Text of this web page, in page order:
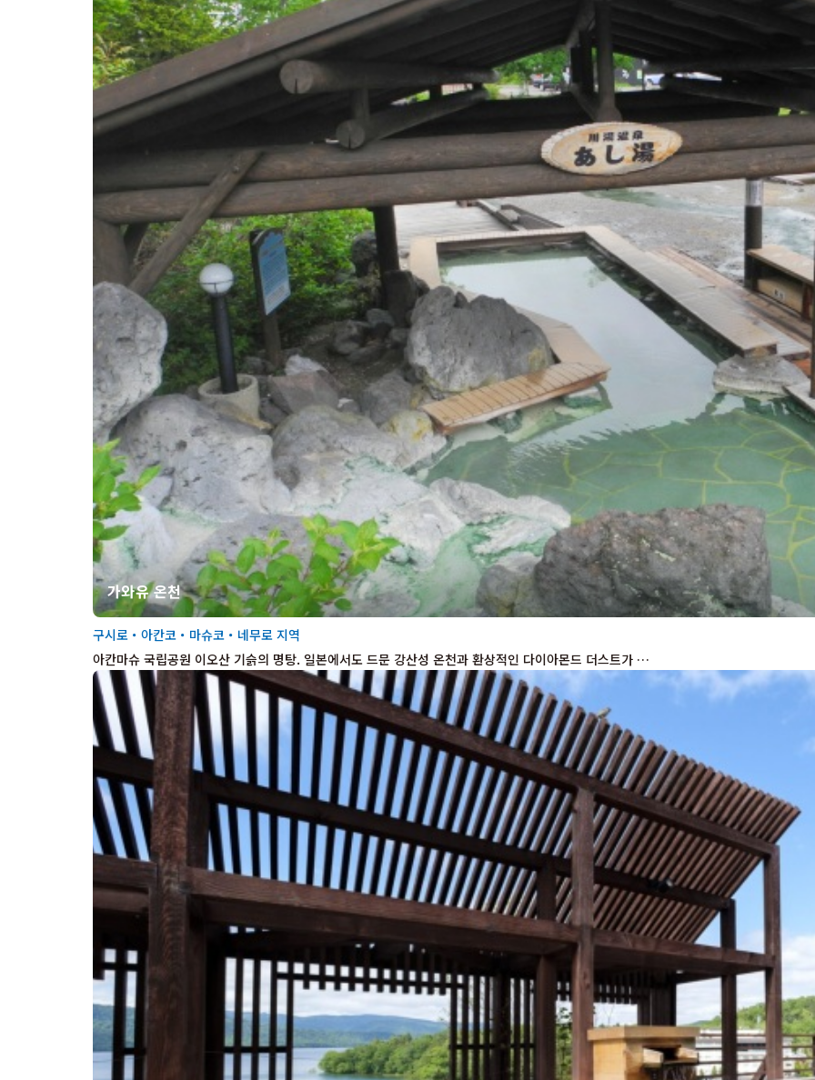
가와유 온천
아칸마슈 국립공원 이오산 기슭의 명탕. 일본에서도 드문 강산성 온천과 환상적인 다이아몬드 더스트가 …
구시로・아칸코・마슈코・네무로 지역